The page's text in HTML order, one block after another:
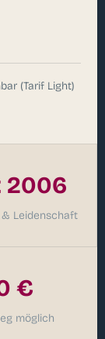
(Tarif Light)
2006
Leidenschaft
€
möglich